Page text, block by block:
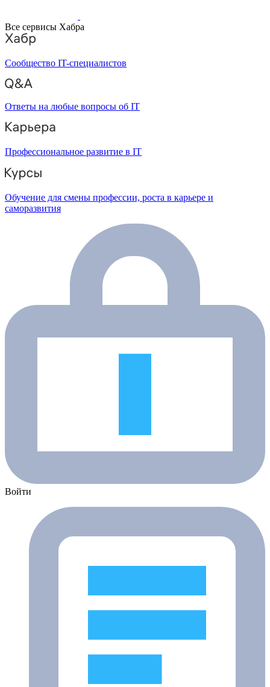
Все сервисы Хабра
Сообщество IT-специалистов
Ответы на любые вопросы об IT
Профессиональное развитие в IT
Обучение для смены профессии, роста в карьере и
саморазвития
Войти